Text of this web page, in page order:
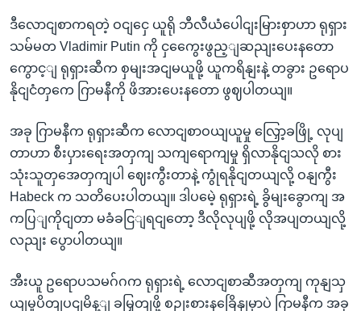
ဒီလောငျစာကရတဲ့ ဝငျငှေ ယူရို ဘီလီယံပေါငျးမြားစှာဟာ ရုရှား
သမ်မတ Vladimir Putin ကို ငှကွေေးဖွည့ျဆညျးပေးနတော
ကွောင့ျ ရုရှားဆီက စှမျးအငျမယူဖို့ ယူကရိနျးနဲ့ တခွား ဥရောပ
နိုငျငံတှကေ ဂြာမနီကို ဖိအားပေးနတော ဖွဈပါတယျ။
အခု ဂြာမနီက ရုရှားဆီက လောငျစာဝယျယူမှု လြှော့ခဖြို့ လုပျ
တာဟာ စီးပှားရေးအတှကျ သကျရောကျမှု ရှိလာနိုငျသလို စား
သုံးသူတှအေတှကျပါ ဈေးကွီးတာနဲ့ ကွုံရနိုငျတယျလို့ ဝနျကွီး
Habeck က သတိပေးပါတယျ။ ဒါပမေဲ့ ရုရှားရဲ့ ခွိမျးခွောကျ အ
ကပြျကိုငျတာ မခံခငြျရငျတော့ ဒီလိုလုပျဖို့ လိုအပျတယျလို့
လညျး ပွောပါတယျ။
အီးယူ ဥရောပသမဂ်ဂက ရုရှားရဲ့ လောငျစာဆီအတှကျ ကုနျသှ
ယျမှုပိတျပငျမိန့ျ ခမြှတျဖို့ စဉျးစားနခြေိနျမှာပဲ ဂြာမနီက အခု